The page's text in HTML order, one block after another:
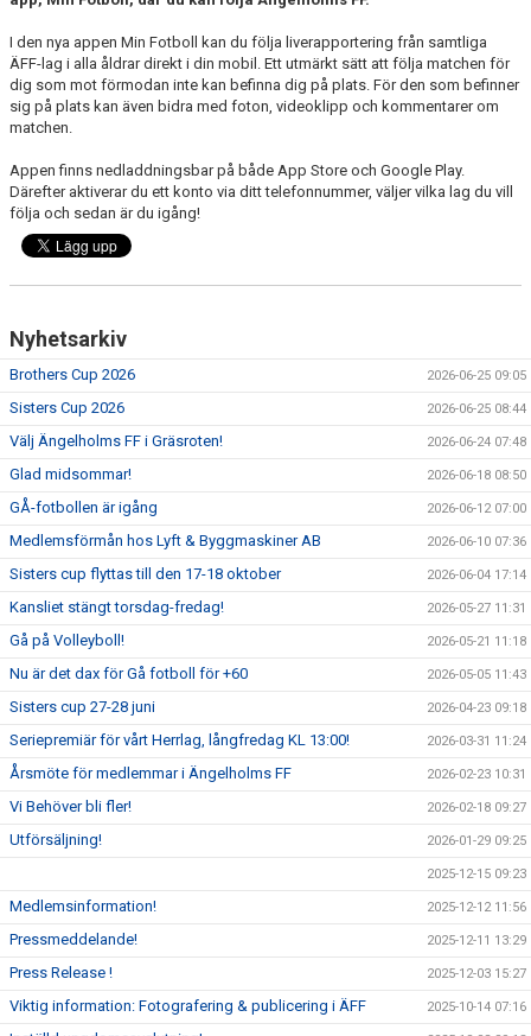
I den nya appen Min Fotboll kan du följa liverapportering från samtliga
ÄFF-lag i alla åldrar direkt i din mobil. Ett utmärkt sätt att följa matchen för
dig som mot förmodan inte kan befinna dig på plats. För den som befinner
sig på plats kan även bidra med foton, videoklipp och kommentarer om
matchen.
Appen finns nedladdningsbar på både App Store och Google Play.
Därefter aktiverar du ett konto via ditt telefonnummer, väljer vilka lag du vill
följa och sedan är du igång!
Nyhetsarkiv
Brothers Cup 2026 2026-06-25 09:05
Sisters Cup 2026 2026-06-25 08:44
Välj Ängelholms FF i Gräsroten! 2026-06-24 07:48
Glad midsommar! 2026-06-18 08:50
GÅ-fotbollen är igång 2026-06-12 07:00
Medlemsförmån hos Lyft & Byggmaskiner AB 2026-06-10 07:36
Sisters cup flyttas till den 17-18 oktober 2026-06-04 17:14
Kansliet stängt torsdag-fredag! 2026-05-27 11:31
Gå på Volleyboll! 2026-05-21 11:18
Nu är det dax för Gå fotboll för +60 2026-05-05 11:43
Sisters cup 27-28 juni 2026-04-23 09:18
Seriepremiär för vårt Herrlag, långfredag KL 13:00! 2026-03-31 11:24
Årsmöte för medlemmar i Ängelholms FF 2026-02-23 10:31
Vi Behöver bli fler! 2026-02-18 09:27
Utförsäljning! 2026-01-29 09:25
2025-12-15 09:23
Medlemsinformation! 2025-12-12 11:56
Pressmeddelande! 2025-12-11 13:29
Press Release ! 2025-12-03 15:27
Viktig information: Fotografering & publicering i ÄFF 2025-10-14 07:16